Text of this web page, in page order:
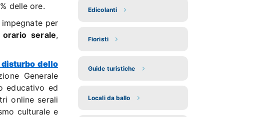
delle ore.
per
serale,
disturbo dello
Generale
educativo ed
online serali
culturale e
Edicolanti
Fioristi
Guide turistiche
Locali da ballo